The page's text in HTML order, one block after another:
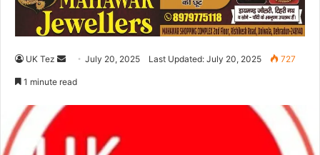
UK Tez
d
July 20, 2025 Last Updated: July 20, 2025 727
1 minute read